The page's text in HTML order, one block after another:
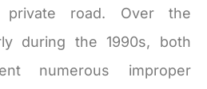
road. Over the
during the 1990s, both
numerous improper